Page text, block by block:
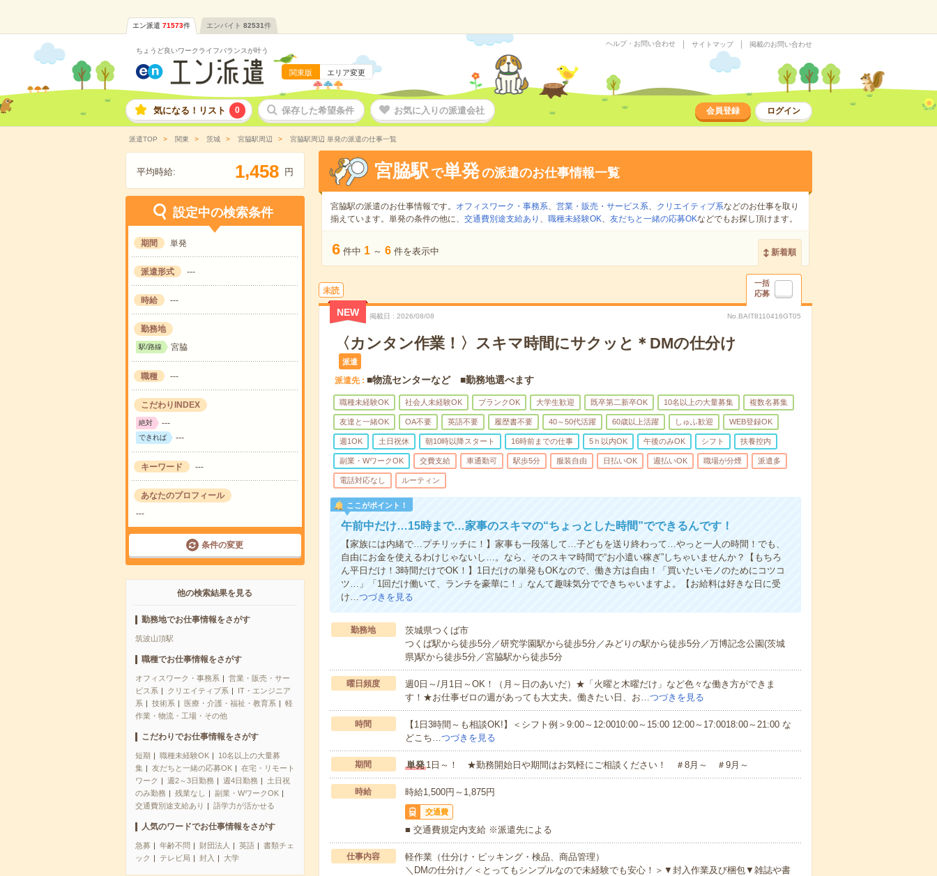
エン派遣 71573件 エンバイト 82531件
ちょうど良いワークライフバランスが叶う
関東版 エリア変更
ヘルプ・お問い合わせ サイトマップ 掲載のお問い合わせ
気になる！リスト 0 保存した希望条件 お気に入りの派遣会社 会員登録 ログイン
派遣TOP 関東 茨城 宮脇駅周辺 宮脇駅周辺 単発の派遣の仕事一覧
平均時給: 1,458 円
設定中の検索条件
期間 単発
派遣形式 ---
時給 ---
勤務地
駅/路線 宮脇
職種 ---
こだわりINDEX
絶対 ---
できれば ---
キーワード ---
あなたのプロフィール
---
条件の変更
他の検索結果を見る
勤務地でお仕事情報をさがす
筑波山頂駅
職種でお仕事情報をさがす
オフィスワーク・事務系
営業・販売・サー
ビス系
クリエイティブ系
IT・エンジニア
系
技術系 医療・介護・福祉・教育系
軽
作業・物流・工場・その他
こだわりでお仕事情報をさがす
短期 職種未経験OK
10名以上の大量募
集
友だちと一緒の応募OK
在宅・リモート
ワーク
週2～3日勤務 週4日勤務
土日祝
のみ勤務
残業なし
副業・WワークOK
交通費別途支給あり
語学力が活かせる
人気のワードでお仕事情報をさがす
急募 年齢不問 財団法人 英語
書類チェ
ック
テレビ局 封入 大学
宮脇駅 で単発の派遣のお仕事情報一覧
宮脇駅の派遣のお仕事情報です。 オフィスワーク・事務系、 営業・販売・サービス系、 クリエイティブ系などのお仕事を取り
揃えています。単発の条件の他に、 交通費別途支給あり 、 職種未経験OK、 友だちと一緒の応募OKなどでもお探し頂けます。
6 件中 1 ～ 6 件を表示中 新着順
未読
一括
応募
NEW 掲載日 2026/08/08 No.BAIT8110416GT05
〈カンタン作業！〉スキマ時間にサクッと＊DMの仕分け
派遣
派遣先 ■物流センターなど ■勤務地選べます
職種未経験OK 社会人未経験OK ブランクOK 大学生歓迎 既卒第二新卒OK 10名以上の大量募集 複数名募集
友達と一緒OK OA不要 英語不要 履歴書不要 40～50代活躍 60歳以上活躍 しゅふ歓迎 WEB登録OK
週1OK 土日祝休 朝10時以降スタート 16時前までの仕事 5ｈ以内OK 午後のみOK シフト 扶養控内
副業・WワークOK 交費支給 車通勤可 駅歩5分 服装自由 日払いOK 週払いOK 職場が分煙 派遣多
電話対応なし ルーティン
ここがポイント！
午前中だけ…15時まで…家事のスキマの“ちょっとした時間”でできるんです！
【家族には内緒で…プチリッチに！】家事も一段落して…子どもを送り終わって…やっと一人の時間！でも、
自由にお金を使えるわけじゃないし…。なら、そのスキマ時間で“お小遣い稼ぎ”しちゃいませんか？【もちろ
ん平日だけ！3時間だけでOK！】1日だけの単発もOKなので、働き方は自由！「買いたいモノのためにコツコ
ツ…」「1回だけ働いて、ランチを豪華に！」なんて趣味気分でできちゃいますよ。【お給料は好きな日に受
け…つづきを見る
勤務地
茨城県つくば市
つくば駅から徒歩5分／研究学園駅から徒歩5分／みどりの駅から徒歩5分／万博記念公園(茨城
県)駅から徒歩5分／宮脇駅から徒歩5分
曜日頻度
週0日～/月1日～OK！（月～日のあいだ）★「火曜と木曜だけ」など色々な働き方ができま
す！★お仕事ゼロの週があっても大丈夫。働きたい日、お…つづきを見る
時間
【1日3時間～も相談OK!】＜シフト例＞9:00～12:0010:00～15:00 12:00～17:0018:00～21:00 な
どこち…つづきを見る
期間 単発1日～！ ★勤務開始日や期間はお気軽にご相談ください！ ＃8月～ ＃9月～
時給 時給1,500円～1,875円
交通費
■ 交通費規定内支給 ※派遣先による
仕事内容
軽作業（仕分け・ピッキング・検品、商品管理）
＼DMの仕分け／＜とってもシンプルなので未経験でも安心！＞▼封入作業及び梱包▼雑誌や書